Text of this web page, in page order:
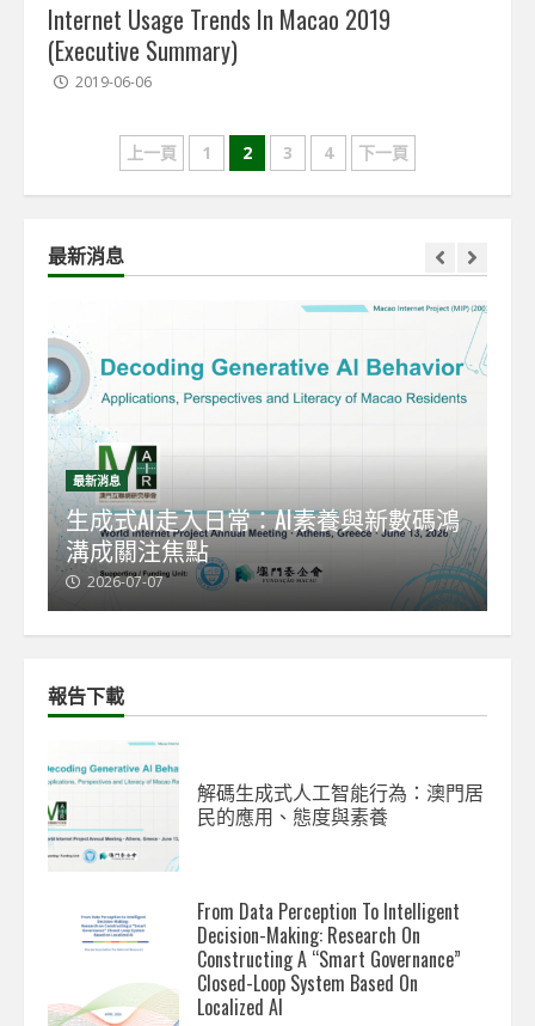
Internet Usage Trends In Macao 2019
(Executive Summary)
2019-06-06
文
章
導
上一頁 1 2 3 4 下一頁
最新消息
最新消息
生成式AI走入日常：AI素養與新數碼鴻
溝成關注焦點
2026-07-07
報告下載
解碼生成式人工智能行為：澳門居
民的應用、態度與素養
From Data Perception To Intelligent
Decision-Making: Research On
Constructing A “Smart Governance”
Closed-Loop System Based On
Localized AI